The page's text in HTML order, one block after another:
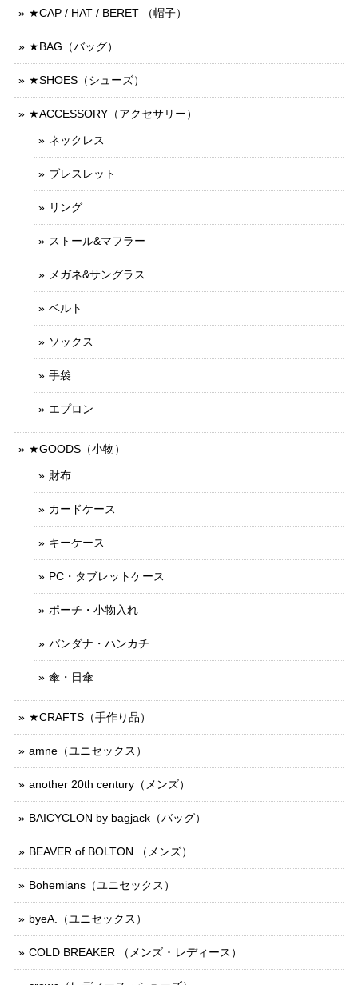
★CAP / HAT / BERET （帽子）
★BAG（バッグ）
★SHOES（シューズ）
★ACCESSORY（アクセサリー）
ネックレス
ブレスレット
リング
ストール&マフラー
メガネ&サングラス
ベルト
ソックス
手袋
エプロン
★GOODS（小物）
財布
カードケース
キーケース
PC・タブレットケース
ポーチ・小物入れ
バンダナ・ハンカチ
傘・日傘
★CRAFTS（手作り品）
amne（ユニセックス）
another 20th century（メンズ）
BAICYCLON by bagjack（バッグ）
BEAVER of BOLTON （メンズ）
Bohemians（ユニセックス）
byeA.（ユニセックス）
COLD BREAKER （メンズ ･ レディース）